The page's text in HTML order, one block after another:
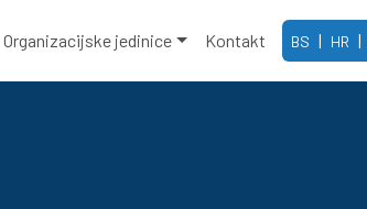
Organizacijske jedinice Kontakt BS | HR |